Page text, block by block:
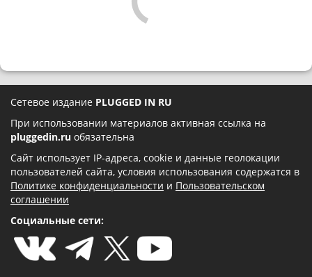
Сетевое издание PLUGGED IN RU
При использовании материалов активная ссылка на
pluggedin.ru обязательна
Сайт использует IP-адреса, cookie и данные геолокации
пользователей сайта, условия использования содержатся в
Политике конфиденциальности и Пользовательском
соглашении
Социальные сети: